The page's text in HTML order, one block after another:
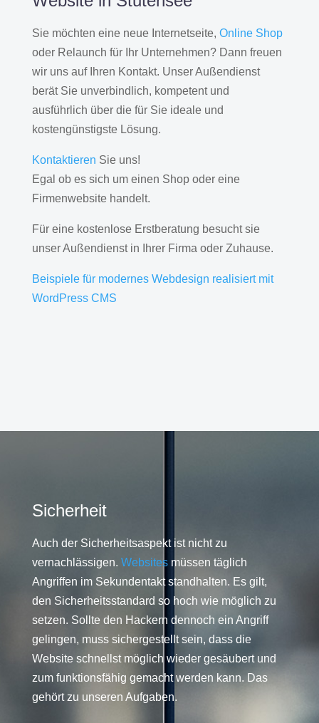
Sie möchten eine neue Internetseite, Online Shop
oder Relaunch für Ihr Unternehmen? Dann freuen
wir uns auf Ihren Kontakt. Unser Außendienst
berät Sie unverbindlich, kompetent und
ausführlich über die für Sie ideale und
kostengünstigste Lösung.
Kontaktieren Sie uns!
Egal ob es sich um einen Shop oder eine
Firmenwebsite handelt.
Für eine kostenlose Erstberatung besucht sie
unser Außendienst in Ihrer Firma oder Zuhause.
Beispiele für modernes Webdesign realisiert mit
WordPress CMS
Sicherheit
Auch der Sicherheitsaspekt ist nicht zu
vernachlässigen. Websitesmüssen täglich
Angriffen im Sekundentakt standhalten. Es gilt,
den Sicherheitsstandard so hoch wie möglich zu
setzen. Sollte den Hackern dennoch ein Angriff
gelingen, muss sichergestellt sein, dass die
Website schnellst möglich wieder gesäubert und
zum funktionsfähig gemacht werden kann. Das
gehört zu unseren Aufgaben.